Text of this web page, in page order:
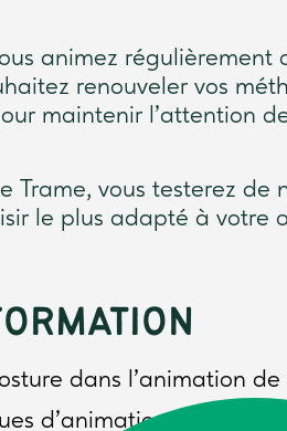
animez régulièrement
renouveler vos
maintenir l’attention
vous testerez de
le plus adapté à votre
dans l’animation de
d’animation de